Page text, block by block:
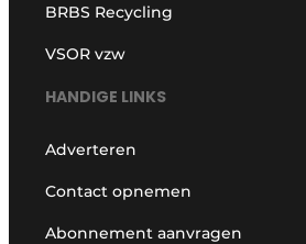
BRBS Recycling
VSOR vzw
HANDIGE LINKS
Adverteren
Contact opnemen
Abonnement aanvragen